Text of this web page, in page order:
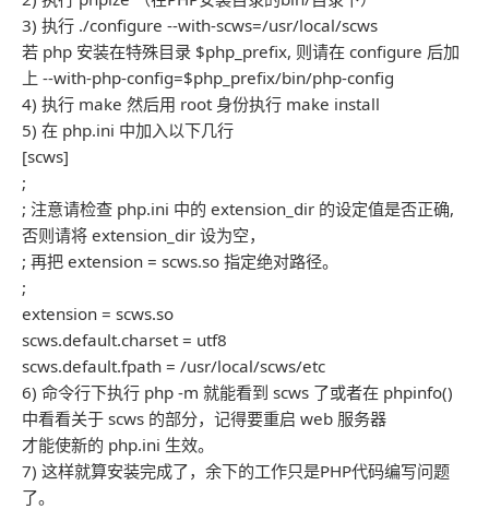
3) 执行 ./configure --with-scws=/usr/local/scws
若 php 安装在特殊目录 $php_prefix, 则请在 configure 后加
上 --with-php-config=$php_prefix/bin/php-config
4) 执行 make 然后用 root 身份执行 make install
5) 在 php.ini 中加入以下几行
[scws]
;
; 注意请检查 php.ini 中的 extension_dir 的设定值是否正确,
否则请将 extension_dir 设为空，
; 再把 extension = scws.so 指定绝对路径。
;
extension = scws.so
scws.default.charset = utf8
scws.default.fpath = /usr/local/scws/etc
6) 命令行下执行 php -m 就能看到 scws 了或者在 phpinfo()
中看看关于 scws 的部分，记得要重启 web 服务器
才能使新的 php.ini 生效。
7) 这样就算安装完成了，余下的工作只是PHP代码编写问题
了。